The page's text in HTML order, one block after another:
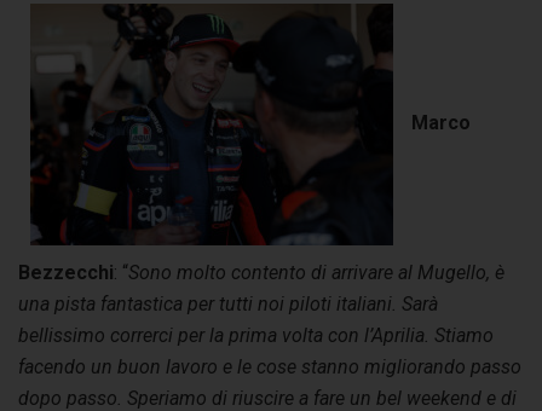
Marco
Bezzecchi: “Sono molto contento di arrivare al Mugello, è
una pista fantastica per tutti noi piloti italiani. Sarà
bellissimo correrci per la prima volta con l’Aprilia. Stiamo
facendo un buon lavoro e le cose stanno migliorando passo
dopo passo. Speriamo di riuscire a fare un bel weekend e di